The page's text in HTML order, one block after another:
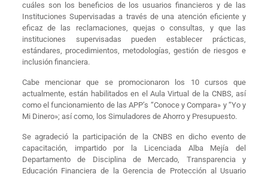
cuáles son los beneficios de los usuarios financieros y de las
Instituciones Supervisadas a través de una atención eficiente y
eficaz de las reclamaciones, quejas o consultas, y que las
instituciones supervisadas pueden establecer prácticas,
estándares, procedimientos, metodologías, gestión de riesgos e
inclusión financiera.
Cabe mencionar que se promocionaron los 10 cursos que
actualmente, están habilitados en el Aula Virtual de la CNBS, así
como el funcionamiento de las APP’s “Conoce y Compara» y “Yo y
Mi Dinero»; así como, los Simuladores de Ahorro y Presupuesto.
Se agradeció la participación de la CNBS en dicho evento de
capacitación, impartido por la Licenciada Alba Mejía del
Departamento de Disciplina de Mercado, Transparencia y
Educación Financiera de la Gerencia de Protección al Usuario